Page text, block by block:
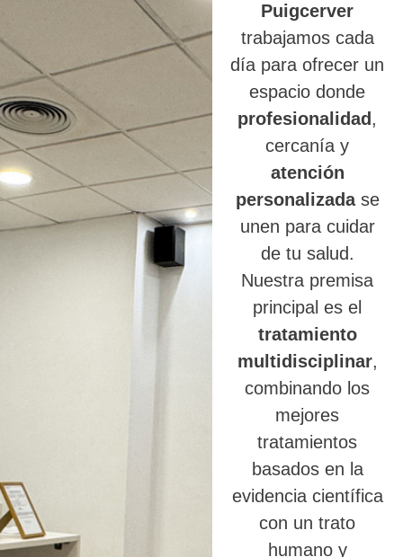
Puigcerver
trabajamos cada
día para ofrecer un
espacio donde
profesionalidad ,
cercanía y
atención
personalizadase
unen para cuidar
de tu salud.
Nuestra premisa
principal es el
tratamiento
multidisciplinar,
combinando los
mejores
tratamientos
basados en la
evidencia científica
con un trato
humano y